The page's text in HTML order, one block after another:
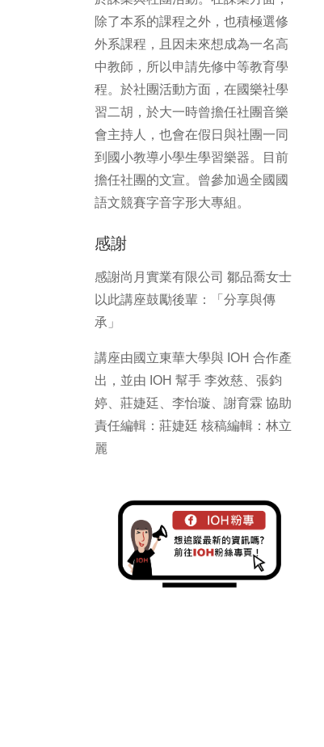
除了本系的課程之外，也積極選修
外系課程，且因未來想成為一名高
中教師，所以申請先修中等教育學
程。於社團活動方面，在國樂社學
習二胡，於大一時曾擔任社團音樂
會主持人，也會在假日與社團一同
到國小教導小學生學習樂器。目前
擔任社團的文宣。曾參加過全國國
語文競賽字音字形大專組。
感謝
感謝尚月實業有限公司 鄒品喬女士
以此講座鼓勵後輩：「分享與傳
承」
講座由國立東華大學與 IOH 合作產
出，並由 IOH 幫手 李效慈、張鈞
婷、莊婕廷、李怡璇、謝育霖 協助
責任編輯：莊婕廷 核稿編輯：林立
麗